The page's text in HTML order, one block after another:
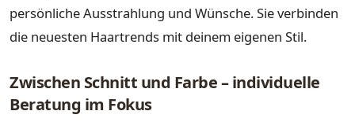
persönliche Ausstrahlung und Wünsche. Sie verbinden
die neuesten Haartrends mit deinem eigenen Stil.
Zwischen Schnitt und Farbe – individuelle
Beratung im Fokus